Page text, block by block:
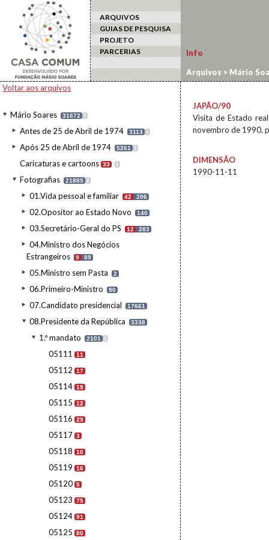
ARQUIVOS
GUIAS DE PESQUISA
PROJETO
PARCERIAS
Voltar aos arquivos
Mário Soares 31672 I
Antes de 25 de Abril de 1974 3113 I
Após 25 de Abril de 1974 5261 I
Caricaturas e cartoons 33 I
Fotografias 21885 I
01.Vida pessoal e familiar 42 206
02.Opositor ao Estado Novo 140
03.Secretário-Geral do PS 12 283
04.Ministro dos Negócios
Estrangeiros
9 89
05.Ministro sem Pasta 2
06.Primeiro-Ministro 90
07.Candidato presidencial 17661
08.Presidente da República 3338
1.º mandato 2101 I
05111 11
05112 17
05114 19
05115 12
05116 29
05117 3
05118 10
05119 16
05120 5
05123 75
05124 91
05125 80
Info
Arquivos > Mário
estrangeiro>Japão/
JAPÃO/90
Visita de Estado
novembro de 1990,
DIMENSÃO
1990-11-11